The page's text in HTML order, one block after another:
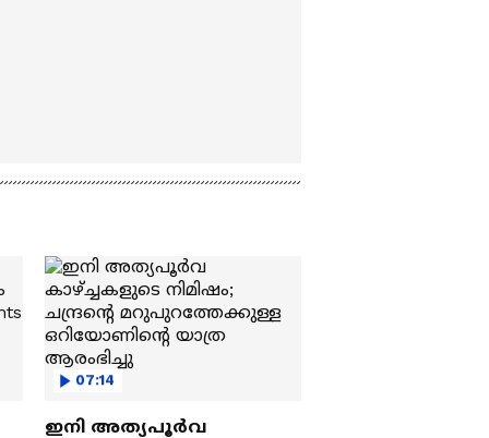
07:14
ഇനി അത്യപൂര്‍വ